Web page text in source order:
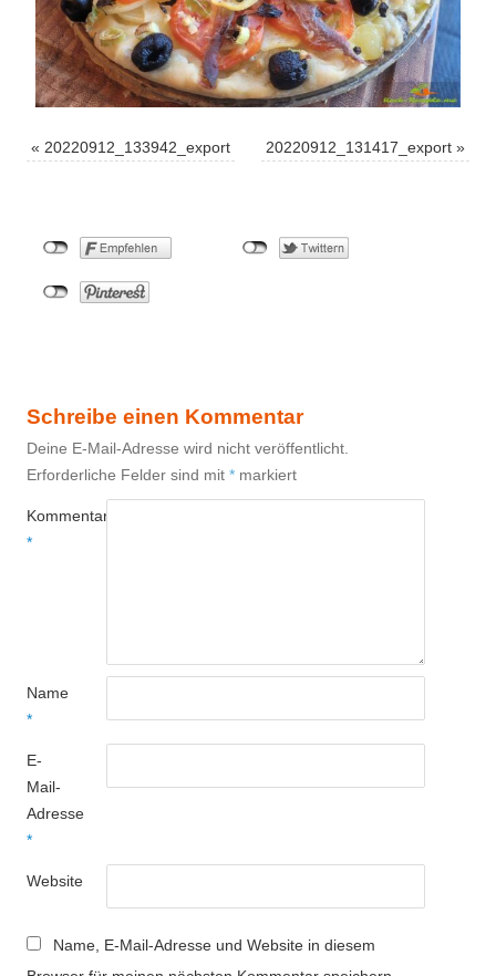
« 20220912_133942_export 20220912_131417_export »
Schreibe einen Kommentar
Deine E-Mail-Adresse wird nicht veröffentlicht.
Erforderliche Felder sind mit * markiert
Kommentar
*
Name
*
E-
Mail-
Adresse
*
Website
Name, E-Mail-Adresse und Website in diesem